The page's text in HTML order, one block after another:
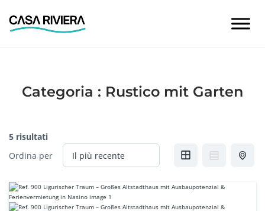
Categoria : Rustico mit Garten
5 risultati
Ordina per